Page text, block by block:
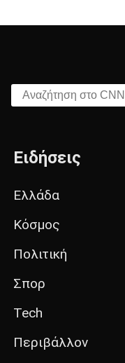
Αναζήτηση στο CNN.gr
Ειδήσεις
Ελλάδα
Κόσμος
Πολιτική
Σπορ
Tech
Περιβάλλον